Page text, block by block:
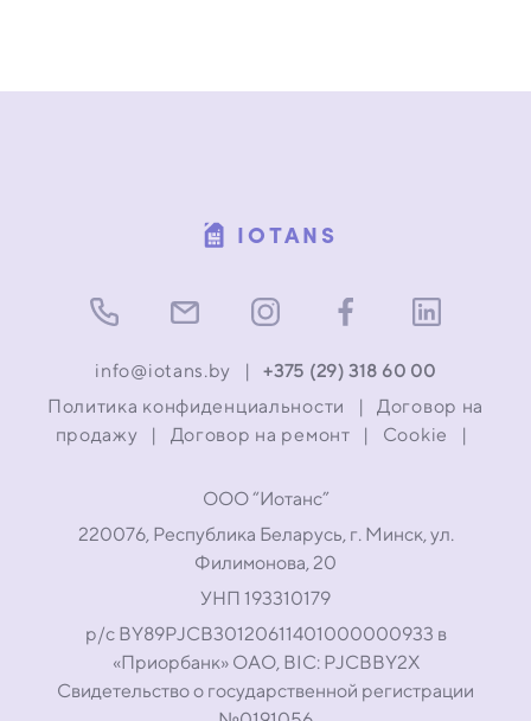
ООО “Иотанс”
220076, Республика Беларусь, г. Минск, ул.
Филимонова, 20
УНП 193310179
р/с BY89PJCB30120611401000000933 в
«Приорбанк» ОАО, BIC: PJCBBY2X
Свидетельство о государственной регистрации
IOTANS
info@iotans.by | +375 (29) 318 60 00
Политика конфиденциальности |
Договор на
продажу
| Договор на ремонт | Cookie |